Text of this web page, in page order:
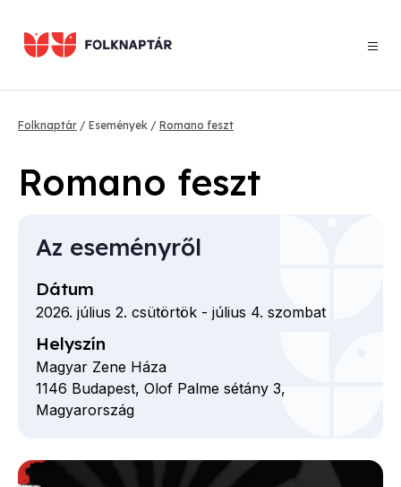
tartalomra
Morzsa
Folknaptár Események Romano feszt
Romano feszt
Az eseményről
Dátum
2026. július 2. csütörtök - július 4. szombat
Helyszín
Magyar Zene Háza
1146 Budapest, Olof Palme sétány 3,
Magyarország